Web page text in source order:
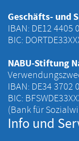
Geschäfts- und
IBAN: DE12 4405
BIC:
NABU-Stiftung
IBAN: DE34 ‍3702
BIC:
(Bank für
Info und